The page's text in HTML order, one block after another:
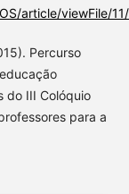
article/viewFile/
Percurso
do III Colóquio
para a